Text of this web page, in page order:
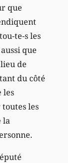
que
te-s les
que
de
du côté
les
les
la